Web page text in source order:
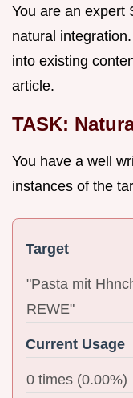
You are an expert
natural
into existing
article.
TASK:
You have a well
instances of the
Target
"Pasta mit
REWE"
Current Usage
0 times (0.00%)